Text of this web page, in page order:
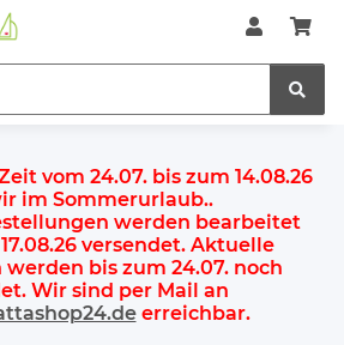
vom 24.07. bis zum 14.08.26
im Sommerurlaub..
werden bearbeitet
17.08.26 versendet. Aktuelle
werden bis zum 24.07.noch
Wir sind per Mail an
erreichbar.